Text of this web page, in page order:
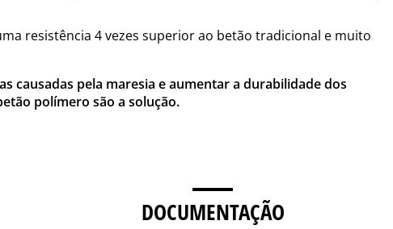
resistência 4 vezes superior ao betão tradicional e muito
causadas pela maresia e aumentar a durabilidade dos
polímero são a solução.
DOCUMENTAÇÃO